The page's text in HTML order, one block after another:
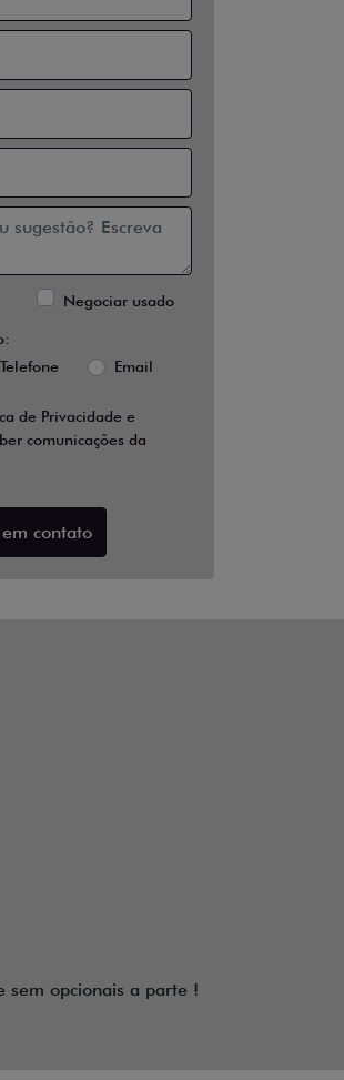
Negociar usado
Telefone Email
de Privacidade e
comunicações da
contato
sem opcionais a parte !